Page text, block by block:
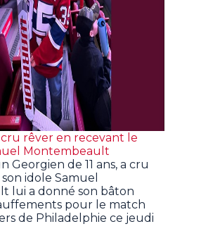
rêver en recevant le
Montembeault
Georgien de 11 ans, a cru
idole Samuel
lui a donné son bâton
pour le match
de Philadelphie ce jeudi